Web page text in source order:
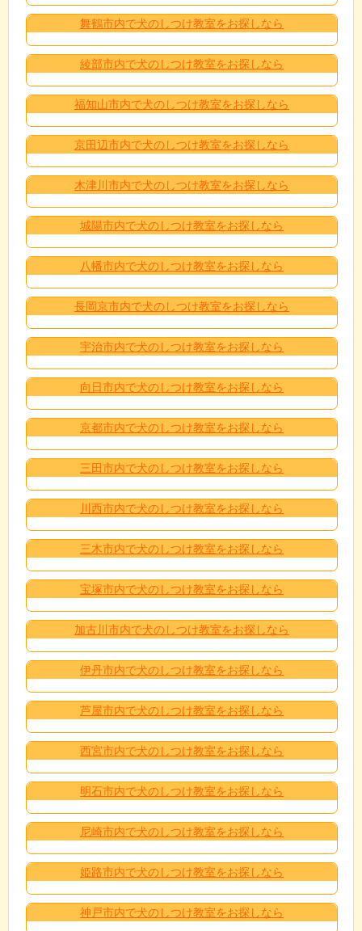
舞鶴市内で犬のしつけ教室をお探しなら
綾部市内で犬のしつけ教室をお探しなら
福知山市内で犬のしつけ教室をお探しなら
京田辺市内で犬のしつけ教室をお探しなら
木津川市内で犬のしつけ教室をお探しなら
城陽市内で犬のしつけ教室をお探しなら
八幡市内で犬のしつけ教室をお探しなら
長岡京市内で犬のしつけ教室をお探しなら
宇治市内で犬のしつけ教室をお探しなら
向日市内で犬のしつけ教室をお探しなら
京都市内で犬のしつけ教室をお探しなら
三田市内で犬のしつけ教室をお探しなら
川西市内で犬のしつけ教室をお探しなら
三木市内で犬のしつけ教室をお探しなら
宝塚市内で犬のしつけ教室をお探しなら
加古川市内で犬のしつけ教室をお探しなら
伊丹市内で犬のしつけ教室をお探しなら
芦屋市内で犬のしつけ教室をお探しなら
西宮市内で犬のしつけ教室をお探しなら
明石市内で犬のしつけ教室をお探しなら
尼崎市内で犬のしつけ教室をお探しなら
姫路市内で犬のしつけ教室をお探しなら
神戸市内で犬のしつけ教室をお探しなら